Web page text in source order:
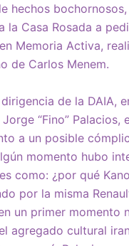
hechos
la Casa Rosada a
Memoria Activa,
de Carlos Menem.
de la DAIA,
“Fino”
a un posible
momento hubo
como: ¿por qué
por la misma
un primer momento
agregado cultural